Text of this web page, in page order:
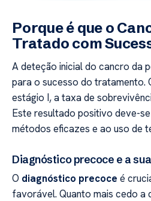
Porque é que o
Tratado com
A deteção inicial do cancro da
para o sucesso do tratamento.
estágio I, a taxa de
Este resultado positivo deve-
métodos eficazes e ao uso de
Diagnóstico precoce e a
O diagnóstico precoce é
favorável. Quanto mais cedo